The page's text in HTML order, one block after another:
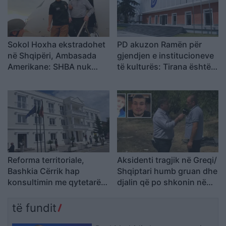
Sokol Hoxha ekstradohet
në Shqipëri, Ambasada
Amerikane: SHBA nuk
kriminelët që abuzojnë me
sistemin e emigracionit
PD akuzon Ramën për
gjendjen e institucioneve
të kulturës: Tirana është
dhe Cirk Kombëtar
Reforma territoriale,
Bashkia Cërrik hap
konsultimin me qytetarët,
udhëhiqet nga nevojat e
Aksidenti tragjik në Greqi/
Shqiptari humb gruan dhe
djalin që po shkonin në
të fundit